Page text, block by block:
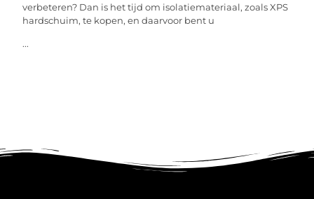
verbeteren? Dan is het tijd om isolatiemateriaal, zoals XPS
hardschuim, te kopen, en daarvoor bent u
...